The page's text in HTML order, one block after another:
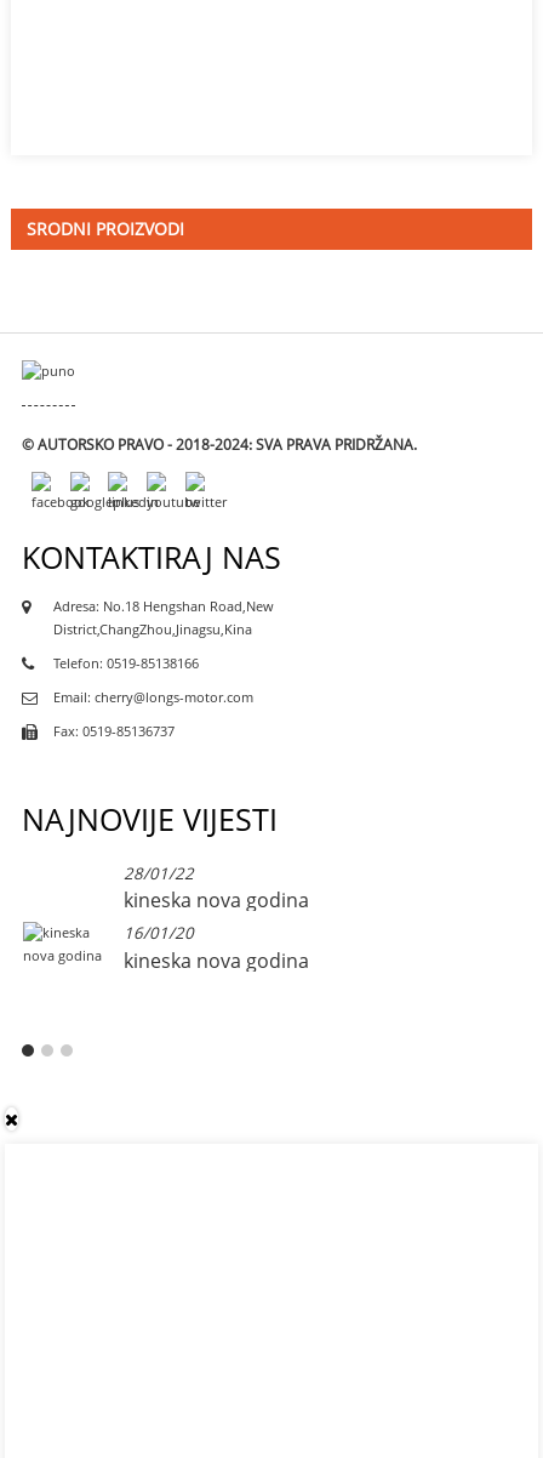
SRODNI PROIZVODI
© AUTORSKO PRAVO - 2018-2024: SVA PRAVA PRIDRŽANA.
KONTAKTIRAJ NAS
Adresa: No.18 Hengshan Road,New
District,ChangZhou,Jinagsu,Kina
Telefon: 0519-85138166
Email: cherry@longs-motor.com
Fax: 0519-85136737
NAJNOVIJE VIJESTI
28/01/22
kineska nova godina
16/01/20
kineska nova godina